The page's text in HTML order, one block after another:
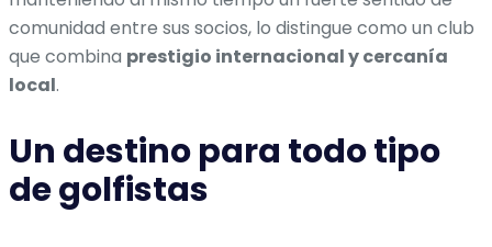
comunidad entre sus socios, lo distingue como un club
que combina prestigio internacional y cercanía
local.
Un destino para todo tipo
de golfistas